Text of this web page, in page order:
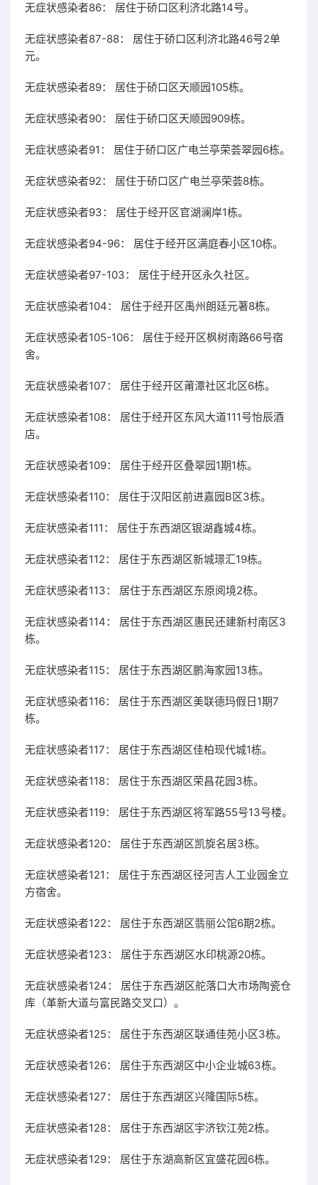
无症状感染者86： 居住于硚口区利济北路14号。
无症状感染者87-88： 居住于硚口区利济北路46号2单
元。
无症状感染者89： 居住于硚口区天顺园105栋。
无症状感染者90： 居住于硚口区天顺园909栋。
无症状感染者91： 居住于硚口区广电兰亭荣荟翠园6栋。
无症状感染者92： 居住于硚口区广电兰亭荣荟8栋。
无症状感染者93： 居住于经开区官湖澜岸1栋。
无症状感染者94-96： 居住于经开区满庭春小区10栋。
无症状感染者97-103： 居住于经开区永久社区。
无症状感染者104： 居住于经开区禹州朗廷元著8栋。
无症状感染者105-106： 居住于经开区枫树南路66号宿
舍。
无症状感染者107： 居住于经开区莆潭社区北区6栋。
无症状感染者108： 居住于经开区东风大道111号怡辰酒
店。
无症状感染者109： 居住于经开区叠翠园1期1栋。
无症状感染者110： 居住于汉阳区前进嘉园B区3栋。
无症状感染者111： 居住于东西湖区银湖鑫城4栋。
无症状感染者112： 居住于东西湖区新城璟汇19栋。
无症状感染者113： 居住于东西湖区东原阅境2栋。
无症状感染者114： 居住于东西湖区惠民还建新村南区3
栋。
无症状感染者115： 居住于东西湖区鹏海家园13栋。
无症状感染者116： 居住于东西湖区美联德玛假日1期7
栋。
无症状感染者117： 居住于东西湖区佳柏现代城1栋。
无症状感染者118： 居住于东西湖区荣昌花园3栋。
无症状感染者119： 居住于东西湖区将军路55号13号楼。
无症状感染者120： 居住于东西湖区凯旋名居3栋。
无症状感染者121： 居住于东西湖区径河吉人工业园金立
方宿舍。
无症状感染者122： 居住于东西湖区翡丽公馆6期2栋。
无症状感染者123： 居住于东西湖区水印桃源20栋。
无症状感染者124： 居住于东西湖区舵落口大市场陶瓷仓
库（革新大道与富民路交叉口）。
无症状感染者125： 居住于东西湖区联通佳苑小区3栋。
无症状感染者126： 居住于东西湖区中小企业城63栋。
无症状感染者127： 居住于东西湖区兴隆国际5栋。
无症状感染者128： 居住于东西湖区宇济钦江苑2栋。
无症状感染者129： 居住于东湖高新区宜盛花园6栋。